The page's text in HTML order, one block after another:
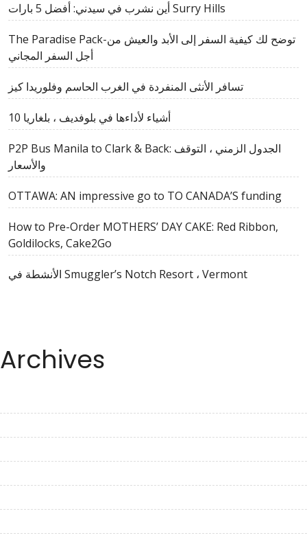
أين نشرب في سيدني: أفضل 5 بارات Surry Hills
The Paradise Pack-توضح لك كيفية السفر إلى الأبد والعيش من
أجل السفر المجاني
تسافر الأنثى المنفردة في الغرب الحاسم وفلوريدا كيز
10 أشياء لأداءها في بلوفديف ، بلغاريا
P2P Bus Manila to Clark & ​​Back: الجدول الزمني ، التوقف
والأسعار
OTTAWA: AN impressive go to TO CANADA’S funding
How to Pre-Order MOTHERS’ DAY CAKE: Red Ribbon,
Goldilocks, Cake2Go
الأنشطة في Smuggler’s Notch Resort ، Vermont
Archives